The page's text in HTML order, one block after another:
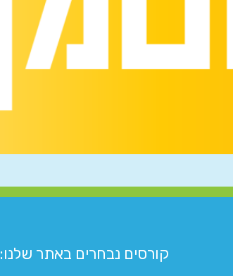
קורסים נבחרים באתר שלנו:​